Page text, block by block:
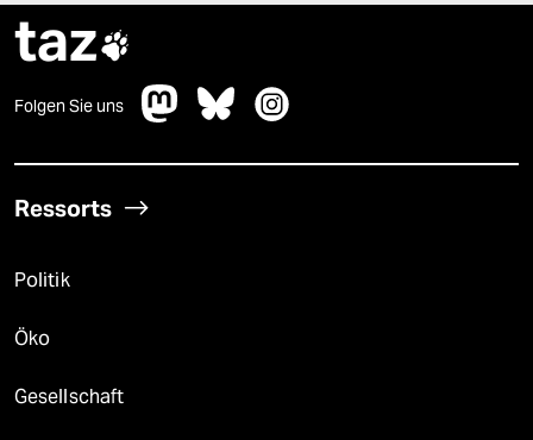
taz
Folgen Sie uns
Ressorts
Politik
Öko
Gesellschaft